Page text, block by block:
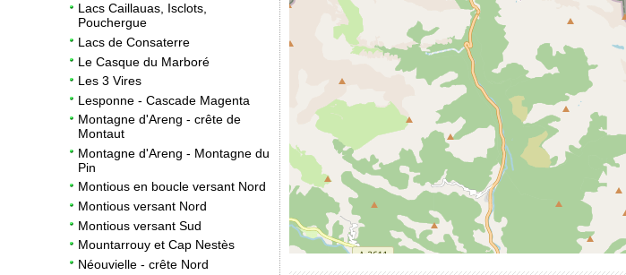
Lacs Caillauas, Isclots,
Pouchergue
Lacs de Consaterre
Le Casque du Marboré
Les 3 Vires
Lesponne - Cascade Magenta
Montagne d'Areng - crête de
Montaut
Montagne d'Areng - Montagne du
Pin
Montious en boucle versant Nord
Montious versant Nord
Montious versant Sud
Mountarrouy et Cap Nestès
Néouvielle - crête Nord